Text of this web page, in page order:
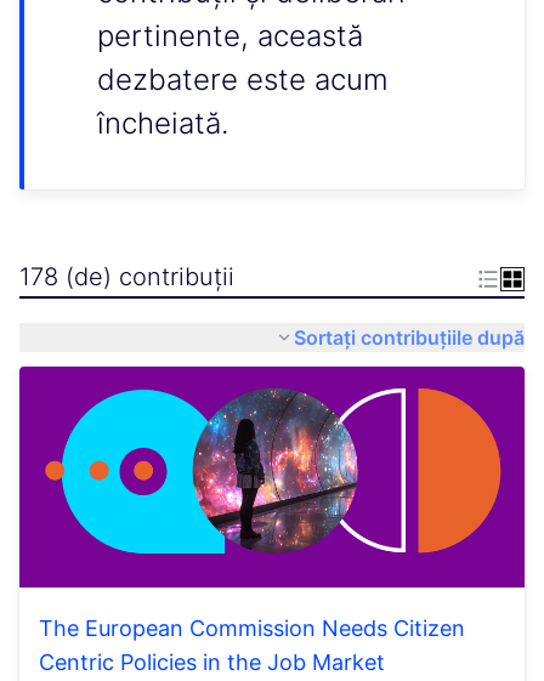
pertinente, această
dezbatere este acum
încheiată.
178 (de) contribuții
Sortați contribuțiile după
The European Commission Needs Citizen
Centric Policies in the Job Market